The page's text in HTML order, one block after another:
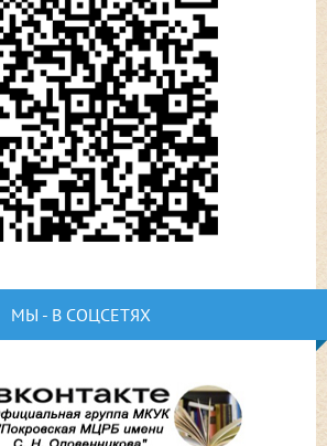
МЫ - В СОЦСЕТЯХ